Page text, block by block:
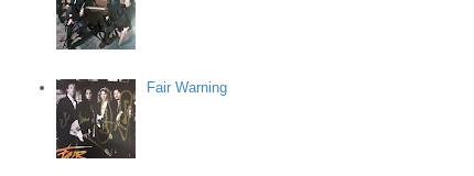
Fair Warning